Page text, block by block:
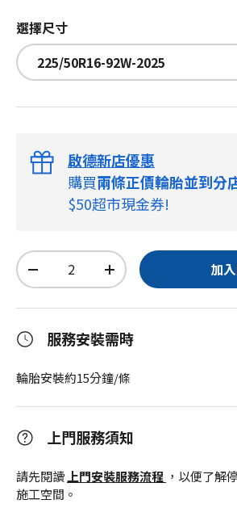
選擇尺寸
225/50R16-92W-2025
啟德新店優惠
購買兩條正價輪胎並到分
$50超市現金券!
數量
-
+ 加
服務安裝需時
輪胎安裝約15分鐘/條
上門服務須知
請先閱讀 上門安裝服務流程 ，以便了解
施工空間。